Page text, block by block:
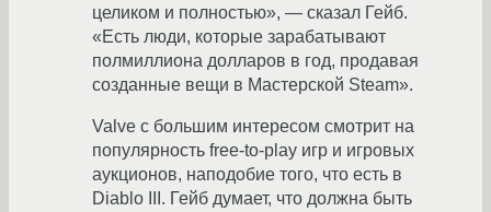
целиком и полностью», — сказал Гейб.
«Есть люди, которые зарабатывают
полмиллиона долларов в год, продавая
созданные вещи в Мастерской Steam».
Valve с большим интересом смотрит на
популярность free-to-play игр и игровых
аукционов, наподобие того, что есть в
Diablo III. Гейб думает, что должна быть